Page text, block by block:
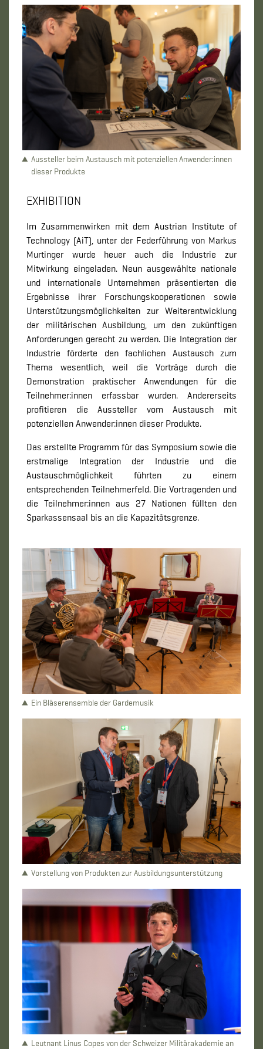
Aussteller beim Austausch mit potenziellen Anwender:innen
dieser Produkte
EXHIBITION
Im Zusammenwirken mit dem Austrian Institute of
Technology (AiT), unter der Federführung von Markus
Murtinger wurde heuer auch die Industrie zur
Mitwirkung eingeladen. Neun ausgewählte nationale
und internationale Unternehmen präsentierten die
Ergebnisse ihrer Forschungskooperationen sowie
Unterstützungsmöglichkeiten zur Weiterentwicklung
der militärischen Ausbildung, um den zukünftigen
Anforderungen gerecht zu werden. Die Integration der
Industrie förderte den fachlichen Austausch zum
Thema wesentlich, weil die Vorträge durch die
Demonstration praktischer Anwendungen für die
Teilnehmer:innen erfassbar wurden. Andererseits
profitieren die Aussteller vom Austausch mit
potenziellen Anwender:innen dieser Produkte.
Das erstellte Programm für das Symposium sowie die
erstmalige Integration der Industrie und die
Austauschmöglichkeit führten zu einem
entsprechenden Teilnehmerfeld. Die Vortragenden und
die Teilnehmer:innen aus 27 Nationen füllten den
Sparkassensaal bis an die Kapazitätsgrenze.
Ein Bläserensemble der Gardemusik
Vorstellung von Produkten zur Ausbildungsunterstützung
Leutnant Linus Copes von der Schweizer Militärakademie an